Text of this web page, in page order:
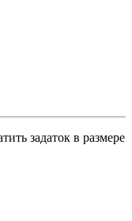
задаток в размере